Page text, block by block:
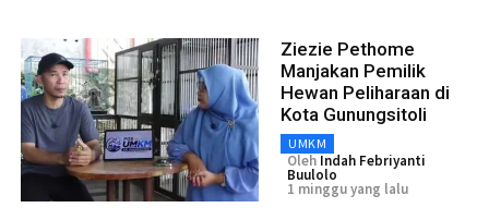
Ziezie Pethome
Manjakan Pemilik
Hewan Peliharaan di
Kota Gunungsitoli
UMKM
Oleh Indah Febriyanti
Buulolo
1 minggu yang lalu